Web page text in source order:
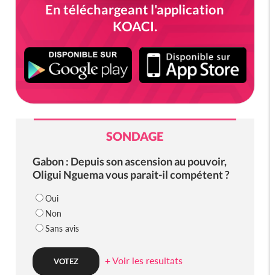
En téléchargeant l'application
KOACI.
SONDAGE
Gabon : Depuis son ascension au pouvoir,
Oligui Nguema vous parait-il compétent ?
Oui
Non
Sans avis
+ Voir les resultats